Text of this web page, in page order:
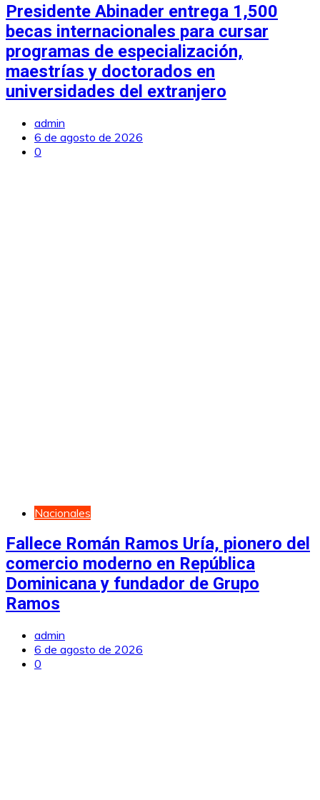
Presidente Abinader entrega 1,500
becas internacionales para cursar
programas de especialización,
maestrías y doctorados en
universidades del extranjero
admin
6 de agosto de 2026
0
Nacionales
Fallece Román Ramos Uría, pionero del
comercio moderno en República
Dominicana y fundador de Grupo
Ramos
admin
6 de agosto de 2026
0